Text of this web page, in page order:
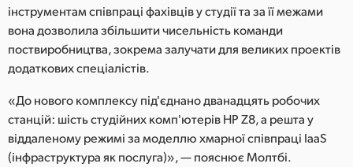
інструментам співпраці фахівців у студії та за її межами
вона дозволила збільшити чисельність команди
поствиробництва, зокрема залучати для великих проектів
додаткових спеціалістів.
«До нового комплексу під'єднано дванадцять робочих
станцій: шість студійних комп'ютерів HP Z8, а решта у
віддаленому режимі за моделлю хмарної співпраці IaaS
(інфраструктура як послуга)», — пояснює Молтбі.